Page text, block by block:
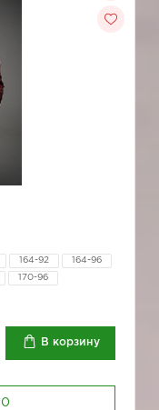
164-92 164-96
170-96
В корзину
0